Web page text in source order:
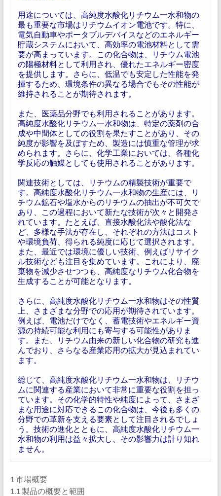
用途については、高純度水酸化リチウム一水和物の
最も重要な市場はリチウムイオン電池です。特に、
電気自動車やポータブルデバイスなどのエネルギー
貯蔵システムにおいて、高効率の電池材料として需
要が高まっています。この化合物は、リチウム電池
の陽極材料として利用され、優れたエネルギー密度
を提供します。さらに、低温でも安定した性能を発
揮するため、環境条件の異なる場合でもその性能が
維持されることが期待されます。
また、医薬品分野でも利用されることがあります。
高純度水酸化リチウム一水和物は、特定の薬剤の合
成や中間体としての役割を果たすことがあり、その
純度が影響を及ぼすため、製造には慎重な管理が求
められます。さらに、化学工業においては、各種化
学反応の触媒としても使用されることがあります。
関連技術としては、リチウムの精製技術が重要で
す。高純度水酸化リチウム一水和物の生産には、リ
チウム鉱石や塩水からのリチウムの抽出が不可欠で
あり、この過程において新たな技術が次々と開発さ
れています。たとえば、直接水酸化法や酸化法な
ど、多様な手法が存在し、それぞれの方法はコスト
や環境負荷、得られる純度に応じて選択されます。
また、最近では環境に優しい技術、例えばリサイク
ル技術なども注目を集めています。これにより、廃
棄物を減少させつつも、高純度なリチウム化合物を
生成することが可能となります。
さらに、高純度水酸化リチウム一水和物はその性質
上、さまざまな分野での応用が期待されています。
例えば、電池だけでなく、蓄電技術やエネルギー資
源の持続可能な利用にも寄与する可能性がありま
す。また、リチウム由来の新しい化合物の研究も進
んでおり、さらなる産業応用の拡大が見込まれてい
ます。
総じて、高純度水酸化リチウム一水和物は、リチウ
ムに関連する産業において非常に重要な役割を担っ
ています。その化学的特性や純度によって、さまざ
まな用途に対応できるこの化合物は、今後も多くの
分野での革新を支える要素として注目されるでしょ
う。技術の進化とともに、高純度水酸化リチウム一
水和物の利用は益々拡大し、その影響力は計り知れ
ません。
1 市場概要
1.1 製品の概要と範囲